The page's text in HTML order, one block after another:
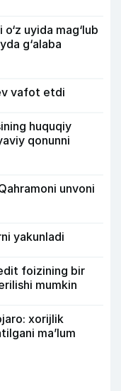
uyida mag‘lub
g‘alaba
vafot etdi
huquqiy
qonunni
unvoni
yakunladi
foizining bir
mumkin
xorijlik
ma’lum